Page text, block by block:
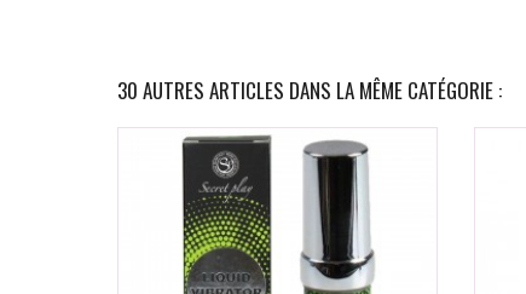
30 AUTRES ARTICLES DANS LA MÊME CATÉGORIE :